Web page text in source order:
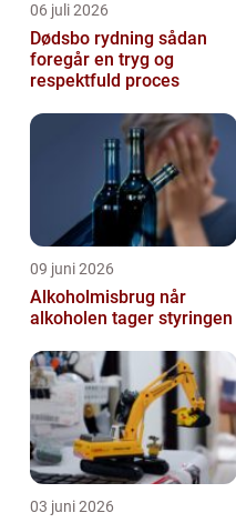
06 juli 2026
Dødsbo rydning sådan
foregår en tryg og
respektfuld proces
09 juni 2026
Alkoholmisbrug når
alkoholen tager styringen
03 juni 2026